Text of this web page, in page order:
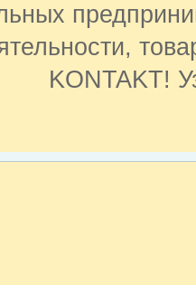
KONTAKT!